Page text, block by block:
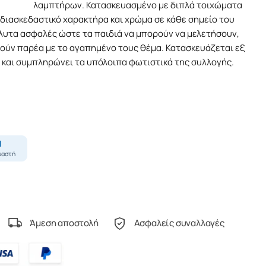
λαμπτήρων. Κατασκευασμένο με διπλά τοιχώματα
χαρακτήρα και χρώμα σε κάθε σημείο του
ασφαλές ώστε τα παιδιά να μπορούν να μελετήσουν,
παρέα με το αγαπημένο τους θέμα. Κατασκευάζεται εξ
συμπληρώνει τα υπόλοιπα φωτιστικά της συλλογής.
Άμεση αποστολή Ασφαλείς συναλλαγές